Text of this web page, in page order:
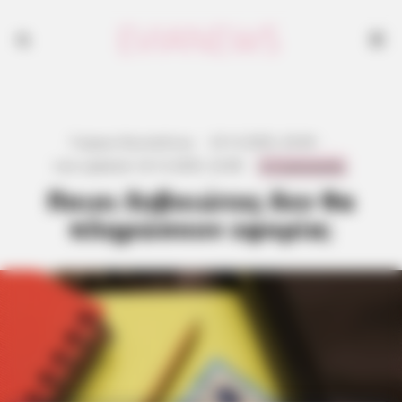
Ποιοι Ευβοιώτες δεν θα
πληρώσουν εφορία;